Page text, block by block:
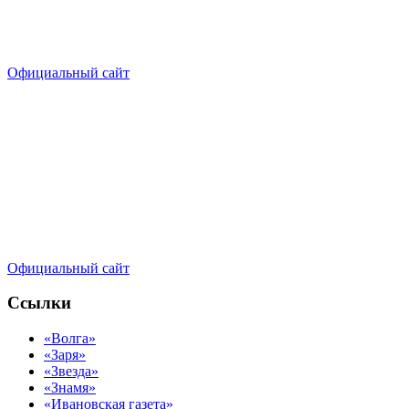
Официальный сайт
Официальный сайт
Ссылки
«Волга»
«Заря»
«Звезда»
«Знамя»
«Ивановская газета»